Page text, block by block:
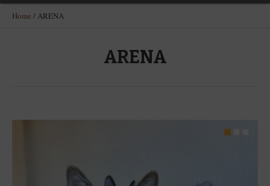
Home / ARENA
ARENA